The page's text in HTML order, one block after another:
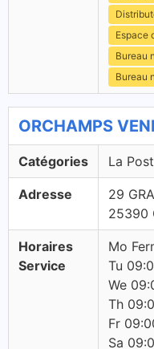
Espace
Bureau
Bureau
ORCHAMPS
Catégories La
Adresse
29
25390
Horaires
Service
Mo
Tu
We
Th
Fr
Sa